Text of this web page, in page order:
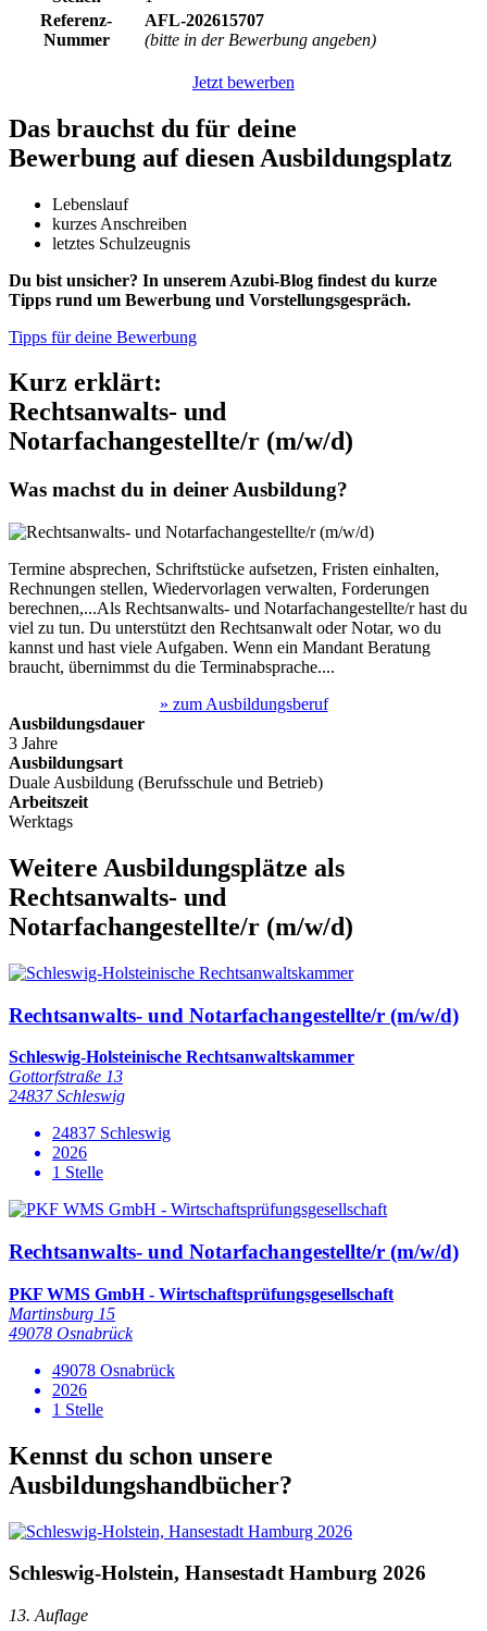
Referenz-
Nummer
AFL-202615707
(bitte in der Bewerbung angeben)
Jetzt bewerben
Das brauchst du für deine
Bewerbung auf diesen Ausbildungsplatz
Lebenslauf
kurzes Anschreiben
letztes Schulzeugnis
Du bist unsicher? In unserem Azubi-Blog findest du kurze
Tipps rund um Bewerbung und Vorstellungsgespräch.
Tipps für deine Bewerbung
Kurz erklärt:
Rechtsanwalts- und
Notarfachangestellte/r (m/w/d)
Was machst du in deiner Ausbildung?
Termine absprechen, Schriftstücke aufsetzen, Fristen einhalten,
Rechnungen stellen, Wiedervorlagen verwalten, Forderungen
berechnen,...Als Rechtsanwalts- und Notarfachangestellte/r hast du
viel zu tun. Du unterstützt den Rechtsanwalt oder Notar, wo du
kannst und hast viele Aufgaben. Wenn ein Mandant Beratung
braucht, übernimmst du die Terminabsprache....
» zum Ausbildungsberuf
Ausbildungsdauer
3 Jahre
Ausbildungsart
Duale Ausbildung (Berufsschule und Betrieb)
Arbeitszeit
Werktags
Weitere Ausbildungsplätze als
Rechtsanwalts- und
Notarfachangestellte/r (m/w/d)
Rechtsanwalts- und Notarfachangestellte/r (m/w/d)
Schleswig-Holsteinische Rechtsanwaltskammer
Gottorfstraße 13
24837 Schleswig
24837 Schleswig
2026
1 Stelle
Rechtsanwalts- und Notarfachangestellte/r (m/w/d)
PKF WMS GmbH - Wirtschaftsprüfungsgesellschaft
Martinsburg 15
49078 Osnabrück
49078 Osnabrück
2026
1 Stelle
Kennst du schon unsere
Ausbildungshandbücher?
Schleswig-Holstein, Hansestadt Hamburg 2026
13. Auflage